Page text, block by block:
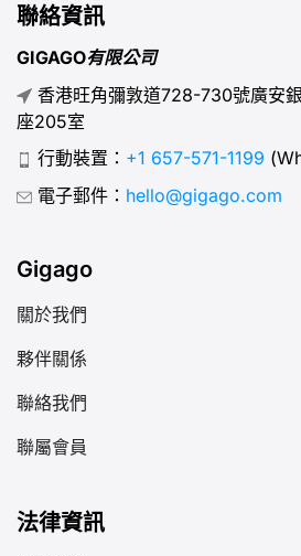
試解鎖狀態（尤其出國旅行時），請
為 Android 與 iOS 裝置檢查手機是
[...]
聯絡資訊
GIGAGO有限公司
香港旺角彌敦道728-730號廣安
座205室
行動裝置： +1 657-571-1199
電子郵件： hello@gigago.com
Gigago
關於我們
夥伴關係
聯絡我們
聯屬會員
法律資訊